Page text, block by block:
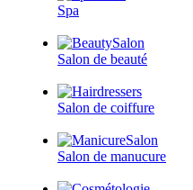
Spa
Salon de beauté
Salon de coiffure
Salon de manucure